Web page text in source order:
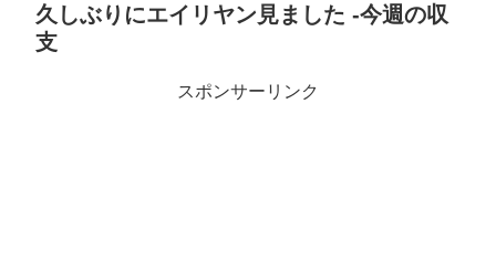
久しぶりにエイリヤン見ました -今週の収
支
スポンサーリンク